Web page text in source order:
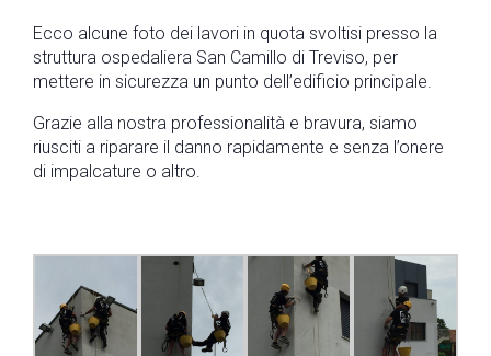
Ecco alcune foto dei lavori in quota svoltisi presso la
struttura ospedaliera San Camillo di Treviso, per
mettere in sicurezza un punto dell’edificio principale.
Grazie alla nostra professionalità e bravura, siamo
riusciti a riparare il danno rapidamente e senza l’onere
di impalcature o altro.